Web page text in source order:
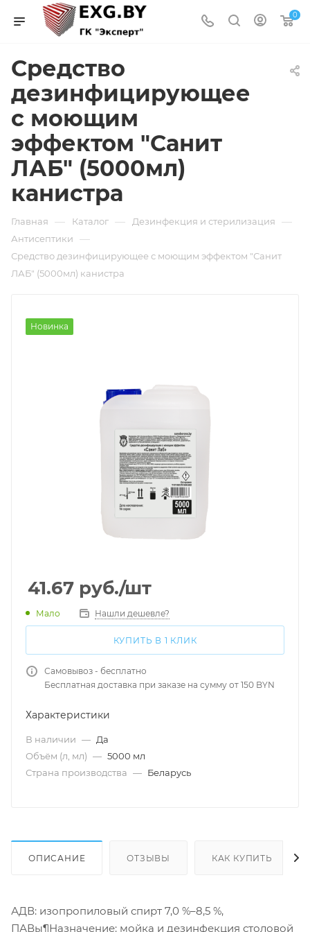
0
Средство
дезинфицирующее
с моющим
эффектом "Санит
ЛАБ" (5000мл)
канистра
Главная — Каталог — Дезинфекция и стерилизация —
Антисептики —
Средство дезинфицирующее с моющим эффектом "Санит
ЛАБ" (5000мл) канистра
Новинка
41.67 руб./шт
Мало Нашли дешевле?
КУПИТЬ В 1 КЛИК
Самовывоз - бесплатно
Бесплатная доставка при заказе на сумму от 150 BYN
Характеристики
В наличии — Да
Объём (л, мл) — 5000 мл
Страна производства — Беларусь
ОПИСАНИЕ ОТЗЫВЫ КАК КУПИТЬ
АДВ: изопропиловый спирт 7,0 %–8,5 %,
ПАВы¶Назначение: мойка и дезинфекция столовой